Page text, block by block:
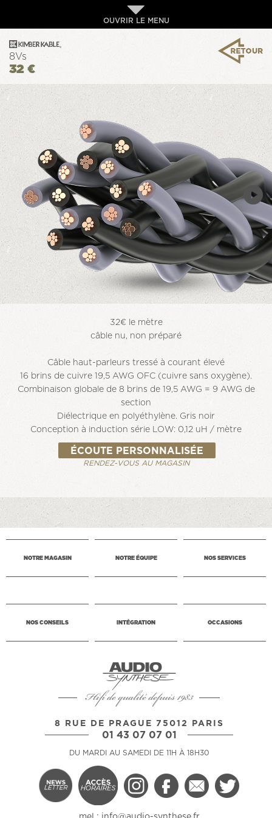
OUVRIR LE MENU
8Vs
32 €
32€ le mètre
câble nu, non préparé
Câble haut-parleurs tressé à courant élevé
16 brins de cuivre 19,5 AWG OFC (cuivre sans oxygène).
Combinaison globale de 8 brins de 19,5 AWG = 9 AWG de
section
Diélectrique en polyéthylène. Gris noir
Conception à induction série LOW: 0,12 uH / mètre
ÉCOUTE PERSONNALISÉE
RENDEZ-VOUS AU MAGASIN
NOTRE MAGASIN NOTRE ÉQUIPE NOS SERVICES
NOS CONSEILS INTÉGRATION OCCASIONS
Hifi de qualité depuis 1983
8 RUE DE PRAGUE 75012 PARIS
01 43 07 07 01
DU MARDI AU SAMEDI DE 11H À 18H30